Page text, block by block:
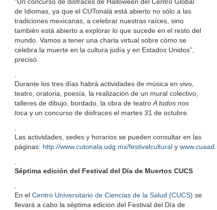
“Un concurso de disfraces de Halloween del Centro Global
de Idiomas, ya que el CUTonalá está abierto no sólo a las
tradiciones mexicanas, a celebrar nuestras raíces, sino
también está abierto a explorar lo que sucede en el resto del
mundo. Vamos a tener una charla virtual sobre cómo se
celebra la muerte en la cultura judía y en Estados Unidos”,
precisó.
,
Durante los tres días habrá actividades de música en vivo,
teatro, oratoria, poesía, la realización de un mural colectivo,
talleres de dibujo, bordado, la obra de teatroA todos nos
toca y un concurso de disfraces el martes 31 de octubre.
,
Las actividades, sedes y horarios se pueden consultar en las
páginas: http://www.cutonala.udg.mx/festivalcultural y
,
Séptima edición del Festival del Día de Muertos CUCS
,
En el Centro Universitario de Ciencias de la Salud (CUCS) se
llevará a cabo la séptima edición del Festival del Día de